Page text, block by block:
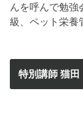
んを呼んで勉強
級、ペット栄養
特別講師 猫田